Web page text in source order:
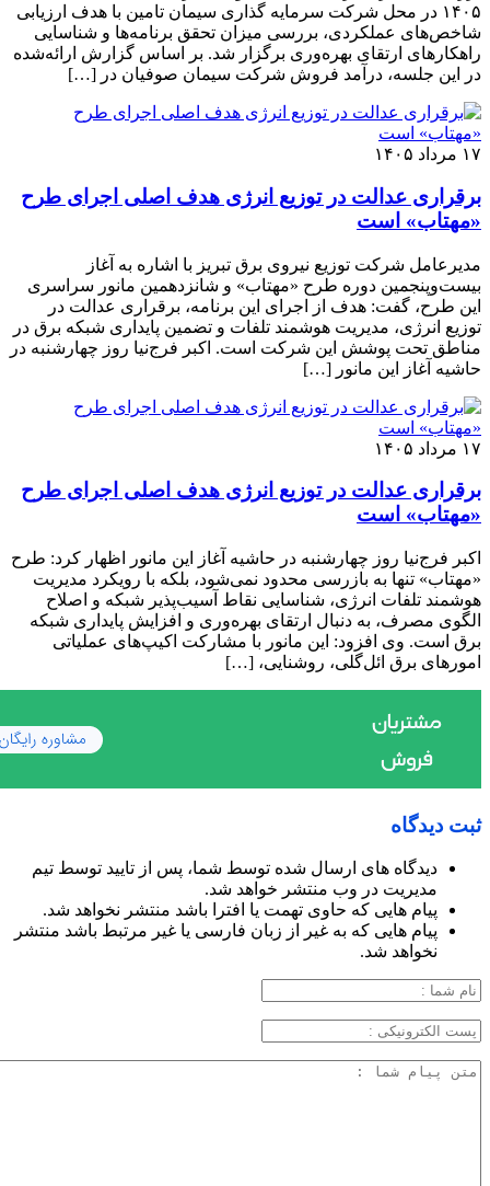
۱۴۰۵ در محل شرکت سرمایه گذاری سیمان تامین با هدف ارزیابی
شاخص‌های عملکردی، بررسی میزان تحقق برنامه‌ها و شناسایی
راهکارهای ارتقای بهره‌وری برگزار شد. بر اساس گزارش ارائه‌شده
در این جلسه، درآمد فروش شرکت سیمان صوفیان در […]
۱۷ مرداد ۱۴۰۵
برقراری عدالت در توزیع انرژی هدف اصلی اجرای طرح
«مهتاب» است
مدیرعامل شرکت توزیع نیروی برق تبریز با اشاره به آغاز
بیست‌وپنجمین دوره طرح «مهتاب» و شانزدهمین مانور سراسری
این طرح، گفت: هدف از اجرای این برنامه، برقراری عدالت در
توزیع انرژی، مدیریت هوشمند تلفات و تضمین پایداری شبکه برق در
مناطق تحت پوشش این شرکت است. اکبر فرج‌نیا روز چهارشنبه در
حاشیه آغاز این مانور […]
۱۷ مرداد ۱۴۰۵
برقراری عدالت در توزیع انرژی هدف اصلی اجرای طرح
«مهتاب» است
اکبر فرج‌نیا روز چهارشنبه در حاشیه آغاز این مانور اظهار کرد: طرح
«مهتاب» تنها به بازرسی محدود نمی‌شود، بلکه با رویکرد مدیریت
هوشمند تلفات انرژی، شناسایی نقاط آسیب‌پذیر شبکه و اصلاح
الگوی مصرف، به دنبال ارتقای بهره‌وری و افزایش پایداری شبکه
برق است. وی افزود: این مانور با مشارکت اکیپ‌های عملیاتی
امورهای برق ائل‌گلی، روشنایی، […]
ثبت دیدگاه
دیدگاه های ارسال شده توسط شما، پس از تایید توسط تیم
مدیریت در وب منتشر خواهد شد.
پیام هایی که حاوی تهمت یا افترا باشد منتشر نخواهد شد.
پیام هایی که به غیر از زبان فارسی یا غیر مرتبط باشد منتشر
نخواهد شد.